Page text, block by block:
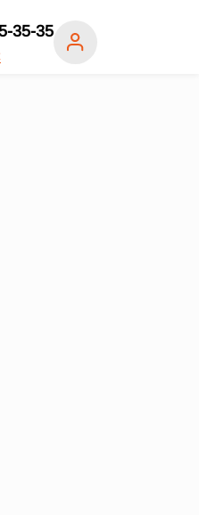
35-35